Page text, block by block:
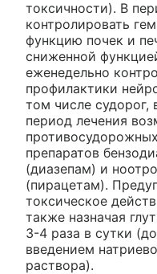
токсичности). В
контролировать
функцию почек и
сниженной
еженедельно
профилактики
том числе судорог,
период лечения
препаратов
(диазепам) и
(пирацетам).
токсическое
также назначая
3-4 раза в сутки
введением
раствора).